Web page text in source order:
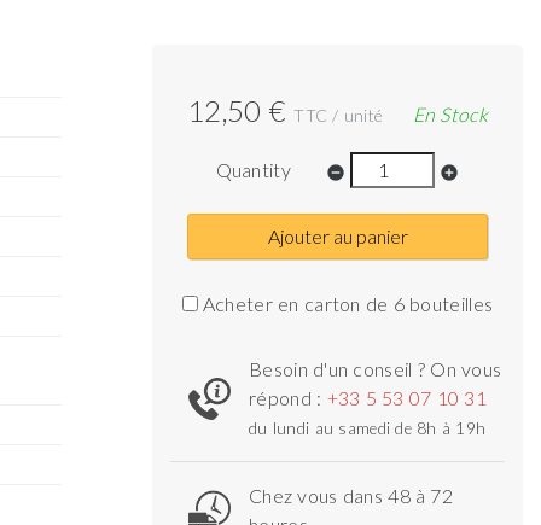
12,50 € TTC / unité En Stock
Quantity remove_circle add_circle
Ajouter au panier
Acheter en carton de 6 bouteilles
Besoin d'un conseil ? On vous
répond : +33 5 53 07 10 31
du lundi au samedi de 8h à 19h
Chez vous dans 48 à 72